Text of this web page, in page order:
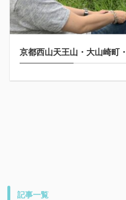
京都西山天王山・大山崎町
記事一覧